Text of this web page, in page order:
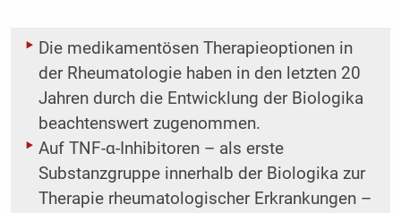
Die medikamentösen Therapieoptionen in
der Rheumatologie haben in den letzten 20
Jahren durch die Entwicklung der Biologika
beachtenswert zugenommen.
Auf TNF-α-Inhibitoren – als erste
Substanzgruppe innerhalb der Biologika zur
Therapie rheumatologischer Erkrankungen –